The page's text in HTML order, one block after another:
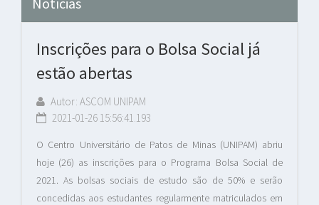
Inscrições para o Bolsa Social já
estão abertas
Autor: ASCOM UNIPAM
2021-01-26 15:56:41.193
O Centro Universitário de Patos de Minas (UNIPAM) abriu
hoje (26) as inscrições para o Programa Bolsa Social de
2021. As bolsas sociais de estudo são de 50% e serão
concedidas aos estudantes regularmente matriculados em